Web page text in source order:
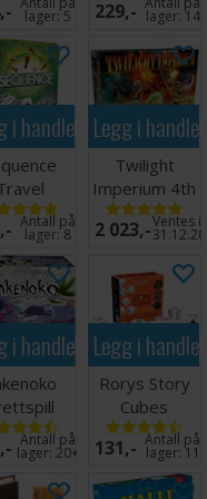
lager:5 229,- lager: 14
i handlekurven
-
Antall på
lager:8
Legg i
Twilight
Imperium 4th
Edition
Brettspill
2 023,-Ventes
i handlekurven
Antall på
lager:20+
Legg i
Rorys Story
Cubes
Terningspill
131,- Antall på
lager: 11